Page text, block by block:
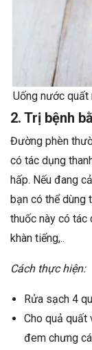
Uống nước quất
2. Trị bệnh
Đường phèn
có tác dụng
hấp. Nếu đang
bạn có thể dùng
thuốc này có
khàn tiếng,..
Cách thực hiện:
Rửa sạch 4
Cho quả quất
đem chưng